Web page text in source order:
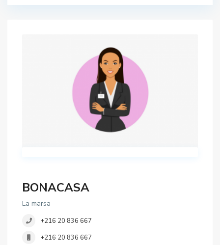
BONACASA
La marsa
+216 20 836 667
+216 20 836 667